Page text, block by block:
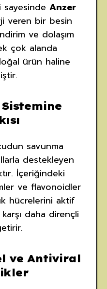
Anzer
veren bir besin
ve dolaşım
çok alanda
ürün haline
Sistemine
savunma
destekleyen
İçeriğindeki
ve flavonoidler
hücrelerini aktif
daha dirençli
ve Antiviral